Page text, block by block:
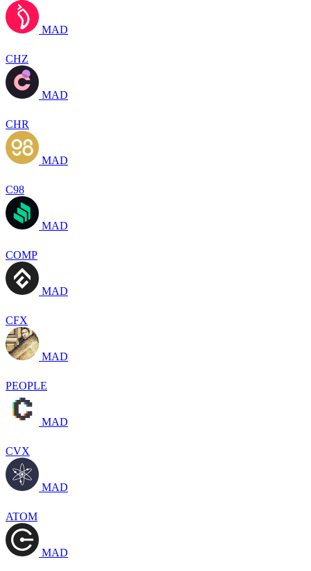
MAD
CHZ
MAD
CHR
MAD
C98
MAD
COMP
MAD
CFX
MAD
PEOPLE
MAD
CVX
MAD
ATOM
MAD